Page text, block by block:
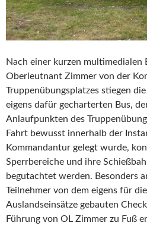
Nach einer kurzen multimedialen
Oberleutnant Zimmer von der
Truppenübungsplatzes stiegen
eigens dafür gecharterten Bus,
Anlaufpunkten des
Fahrt bewusst innerhalb der
Kommandantur gelegt wurde,
Sperrbereiche und ihre
begutachtet werden. Besonders
Teilnehmer von dem eigens für
Auslandseinsätze gebauten
Führung von OL Zimmer zu Fuß